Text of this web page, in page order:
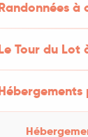
Tour du Lot